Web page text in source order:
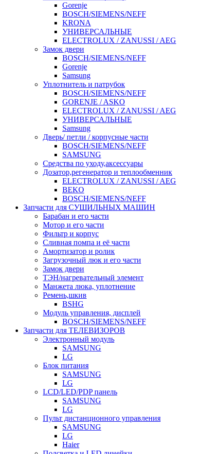
Gorenje
BOSCH/SIEMENS/NEFF
KRONA
УНИВЕРСАЛЬНЫЕ
ELECTROLUX / ZANUSSI / AEG
Замок двери
BOSCH/SIEMENS/NEFF
Gorenje
Samsung
Уплотнитель и патрубок
BOSCH/SIEMENS/NEFF
GORENJE / ASKO
ELECTROLUX / ZANUSSI / AEG
УНИВЕРСАЛЬНЫЕ
Samsung
Дверь/ петли / корпусные части
BOSCH/SIEMENS/NEFF
SAMSUNG
Средства по уходу,аксессуары
Дозатор,регенератор и теплообменник
ELECTROLUX / ZANUSSI / AEG
BEKO
BOSCH/SIEMENS/NEFF
Запчасти для СУШИЛЬНЫХ МАШИН
Барабан и его части
Мотор и его части
Фильтр и корпус
Сливная помпа и её части
Амортизатор и ролик
Загрузочный люк и его части
Замок двери
ТЭН/нагревательный элемент
Манжета люка, уплотнение
Ремень,шкив
BSHG
Модуль управления, дисплей
BOSCH/SIEMENS/NEFF
Запчасти для ТЕЛЕВИЗОРОВ
Электронный модуль
SAMSUNG
LG
Блок питания
SAMSUNG
LG
LCD/LED/PDP панель
SAMSUNG
LG
Пульт дистанционного управления
SAMSUNG
LG
Haier